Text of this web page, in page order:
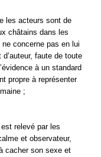
les acteurs sont de
châtains dans les
concerne pas en lui
faute de toute
à un standard
propre à représenter
;
relevé par les
et observateur,
cacher son sexe et